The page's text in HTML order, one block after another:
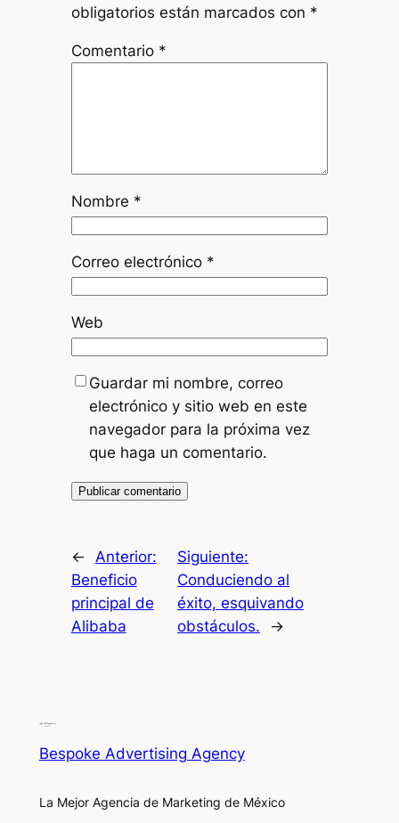
obligatorios están marcados con *
Comentario *
Nombre *
Correo electrónico *
Web
Guardar mi nombre, correo
electrónico y sitio web en este
navegador para la próxima vez
que haga un comentario.
←
Anterior:
Beneficio
principal de
Alibaba
Siguiente:
Conduciendo al
éxito, esquivando
obstáculos.
→
Bespoke Advertising Agency
La Mejor Agencia de Marketing de México